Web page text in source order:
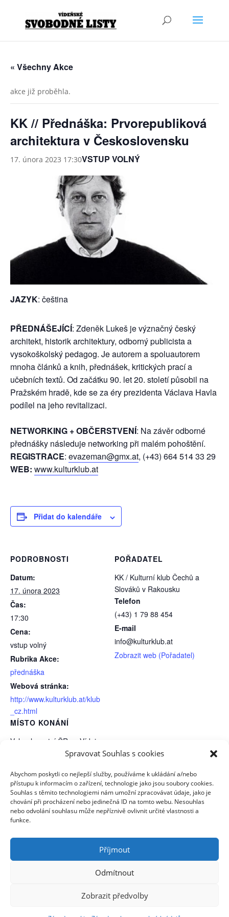
Spravovat Souhlas s cookies
Abychom poskytli co nejlepší služby, používáme k ukládání a/nebo
přístupu k informacím o zařízení, technologie jako jsou soubory cookies.
Souhlas s těmito technologiemi nám umožní zpracovávat údaje, jako je
chování při procházení nebo jedinečná ID na tomto webu. Nesouhlas
nebo odvolání souhlasu může nepříznivě ovlivnit určité vlastnosti a
funkce.
Příjmout
Odmítnout
Zobrazit předvolby
« Všechny Akce
akce již proběhla.
KK // Přednáška: Prvorepubliková
architektura v Československu
17. února 2023 17:30VSTUP VOLNÝ
JAZYK: čeština
PŘEDNÁŠEJÍCÍ: Zdeněk Lukeš je význačný český
architekt, historik architektury, odborný publicista a
vysokoškolský pedagog. Je autorem a spoluautorem
mnoha článků a knih, přednášek, kritických prací a
učebních textů. Od začátku 90. let 20. století působil na
Pražském hradě, kde se za éry prezidenta Václava Havla
podílel na jeho revitalizaci.
NETWORKING + OBČERSTVENÍ: Na závěr odborné
přednášky následuje networking při malém pohoštění.
REGISTRACE: evazeman@gmx.at, (+43) 664 514 33 29
WEB: www.kulturklub.at
Přidat do kalendáře
PODROBNOSTI
Datum:
17. února 2023
Čas:
17:30
Cena:
vstup volný
Rubrika Akce:
přednáška
Webová stránka:
http://www.kulturklub.at/klub
_cz.html
MÍSTO KONÁNÍ
Velvyslanectví ČR ve Vídni
Penzingerstraße 11-13
Zobrazit web (Místo konání)
POŘADATEL
KK / Kulturní klub Čechů a
Slováků v Rakousku
Telefon
(+43) 1 79 88 454
E-mail
info@kulturklub.at
Zobrazit web (Pořadatel)
Marjánka // Výtvarná dílna – Solené
obrázky
VOmladina + Sokol // Maškarní
Zásady cookies (EU)
Zásady ochrany osobních údajů